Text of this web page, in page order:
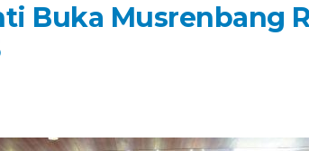
Buka Musrenbang